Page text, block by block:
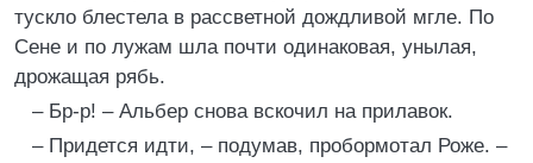
тускло блестела в рассветной дождливой мгле. По
Сене и по лужам шла почти одинаковая, унылая,
дрожащая рябь.
– Бр-р! – Альбер снова вскочил на прилавок.
– Придется идти, – подумав, пробормотал Роже. –